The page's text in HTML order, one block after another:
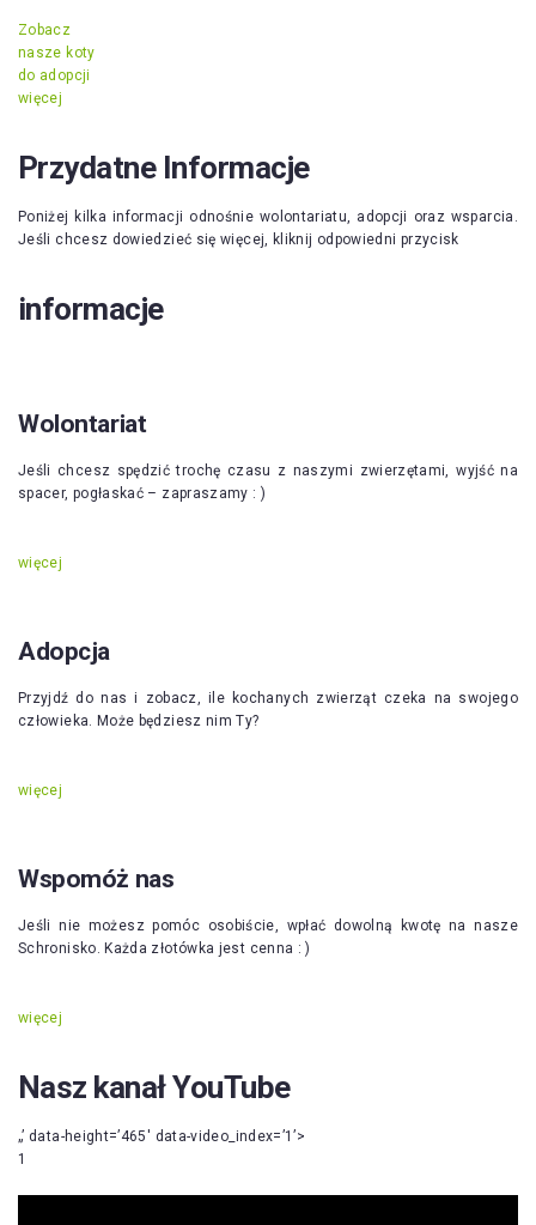
Zobacz
nasze koty
do adopcji
więcej
Przydatne Informacje
Poniżej kilka informacji odnośnie wolontariatu, adopcji oraz wsparcia.
Jeśli chcesz dowiedzieć się więcej, kliknij odpowiedni przycisk
informacje
Wolontariat
Jeśli chcesz spędzić trochę czasu z naszymi zwierzętami, wyjść na
spacer, pogłaskać – zapraszamy : )
więcej
Adopcja
Przyjdź do nas i zobacz, ile kochanych zwierząt czeka na swojego
człowieka. Może będziesz nim Ty?
więcej
Wspomóż nas
Jeśli nie możesz pomóc osobiście, wpłać dowolną kwotę na nasze
Schronisko. Każda złotówka jest cenna : )
więcej
Nasz kanał YouTube
„’ data-height=’465′ data-video_index=’1’>
1